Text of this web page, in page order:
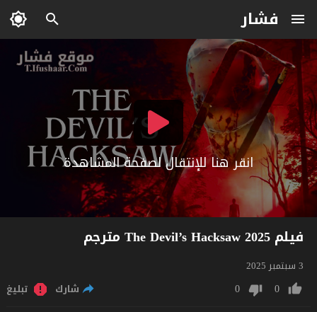
فشار
انقر هنا للإنتقال لصفحة المشاهدة
فيلم The Devil’s Hacksaw 2025 مترجم
3 سبتمبر 2025
0
0 شارك تبليغ